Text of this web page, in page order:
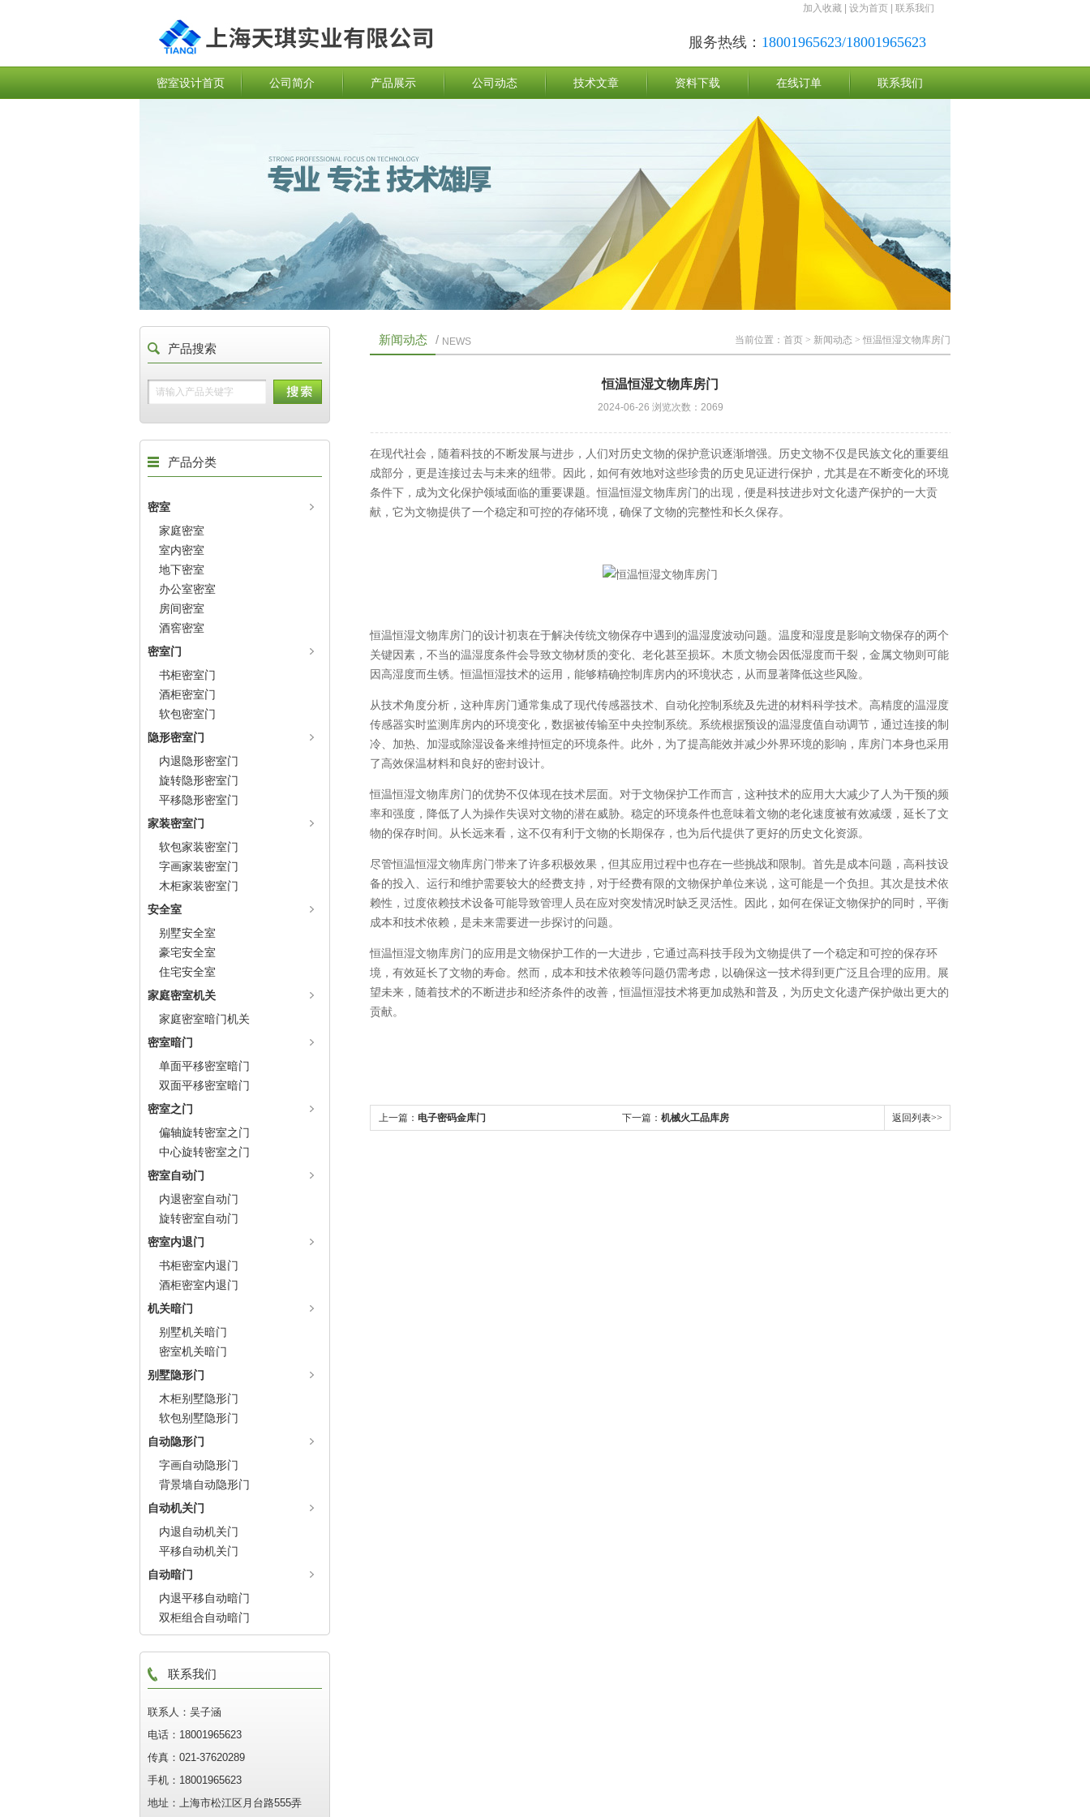
加入收藏 设为首页 联系我们
服务热线： 18001965623/18001965623
密室设计首页 公司简介 产品展示 公司动态 技术文章 资料下载 在线订单 联系我们
产品搜索
产品分类
密室
家庭密室
室内密室
地下密室
办公室密室
房间密室
酒窖密室
密室门
书柜密室门
酒柜密室门
软包密室门
隐形密室门
内退隐形密室门
旋转隐形密室门
平移隐形密室门
家装密室门
软包家装密室门
字画家装密室门
木柜家装密室门
安全室
别墅安全室
豪宅安全室
住宅安全室
家庭密室机关
家庭密室暗门机关
密室暗门
单面平移密室暗门
双面平移密室暗门
密室之门
偏轴旋转密室之门
中心旋转密室之门
密室自动门
内退密室自动门
旋转密室自动门
密室内退门
书柜密室内退门
酒柜密室内退门
机关暗门
别墅机关暗门
密室机关暗门
别墅隐形门
木柜别墅隐形门
软包别墅隐形门
自动隐形门
字画自动隐形门
背景墙自动隐形门
自动机关门
内退自动机关门
平移自动机关门
自动暗门
内退平移自动暗门
双柜组合自动暗门
联系我们
联系人：吴子涵
电话：18001965623
传真：021-37620289
手机：18001965623
地址：上海市松江区月台路555弄
新闻动态 / NEWS 当前位置： 首页 > 新闻动态 > 恒温恒湿文物库房门
恒温恒湿文物库房门
2024-06-26 浏览次数：2069
在现代社会，随着科技的不断发展与进步，人们对历史文物的保护意识逐渐增强。历史文物不仅是民族文化的重要组
成部分，更是连接过去与未来的纽带。因此，如何有效地对这些珍贵的历史见证进行保护，尤其是在不断变化的环境
条件下，成为文化保护领域面临的重要课题。恒温恒湿文物库房门的出现，便是科技进步对文化遗产保护的一大贡
献，它为文物提供了一个稳定和可控的存储环境，确保了文物的完整性和长久保存。
恒温恒湿文物库房门的设计初衷在于解决传统文物保存中遇到的温湿度波动问题。温度和湿度是影响文物保存的两个
关键因素，不当的温湿度条件会导致文物材质的变化、老化甚至损坏。木质文物会因低湿度而干裂，金属文物则可能
因高湿度而生锈。恒温恒湿技术的运用，能够精确控制库房内的环境状态，从而显著降低这些风险。
从技术角度分析，这种库房门通常集成了现代传感器技术、自动化控制系统及先进的材料科学技术。高精度的温湿度
传感器实时监测库房内的环境变化，数据被传输至中央控制系统。系统根据预设的温湿度值自动调节，通过连接的制
冷、加热、加湿或除湿设备来维持恒定的环境条件。此外，为了提高能效并减少外界环境的影响，库房门本身也采用
了高效保温材料和良好的密封设计。
恒温恒湿文物库房门的优势不仅体现在技术层面。对于文物保护工作而言，这种技术的应用大大减少了人为干预的频
率和强度，降低了人为操作失误对文物的潜在威胁。稳定的环境条件也意味着文物的老化速度被有效减缓，延长了文
物的保存时间。从长远来看，这不仅有利于文物的长期保存，也为后代提供了更好的历史文化资源。
尽管恒温恒湿文物库房门带来了许多积极效果，但其应用过程中也存在一些挑战和限制。首先是成本问题，高科技设
备的投入、运行和维护需要较大的经费支持，对于经费有限的文物保护单位来说，这可能是一个负担。其次是技术依
赖性，过度依赖技术设备可能导致管理人员在应对突发情况时缺乏灵活性。因此，如何在保证文物保护的同时，平衡
成本和技术依赖，是未来需要进一步探讨的问题。
恒温恒湿文物库房门的应用是文物保护工作的一大进步，它通过高科技手段为文物提供了一个稳定和可控的保存环
境，有效延长了文物的寿命。然而，成本和技术依赖等问题仍需考虑，以确保这一技术得到更广泛且合理的应用。展
望未来，随着技术的不断进步和经济条件的改善，恒温恒湿技术将更加成熟和普及，为历史文化遗产保护做出更大的
贡献。
上一篇： 电子密码金库门 下一篇： 机械火工品库房 返回列表>>